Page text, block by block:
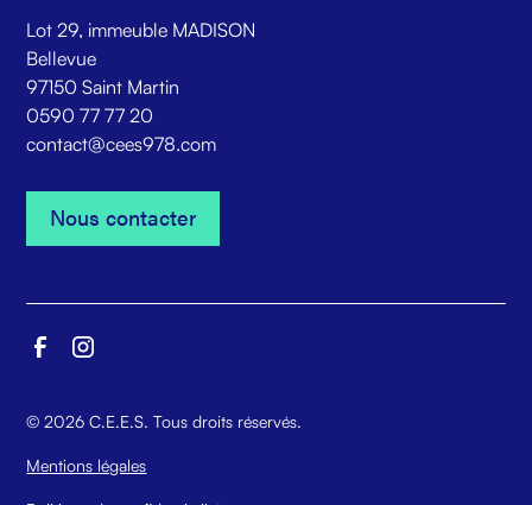
Lot 29, immeuble MADISON
Bellevue
97150 Saint Martin
0590 77 77 20
contact@cees978.com
Nous contacter
Nous contacter
©2026 C.E.E.S. Tous droits réservés.
Mentions légales